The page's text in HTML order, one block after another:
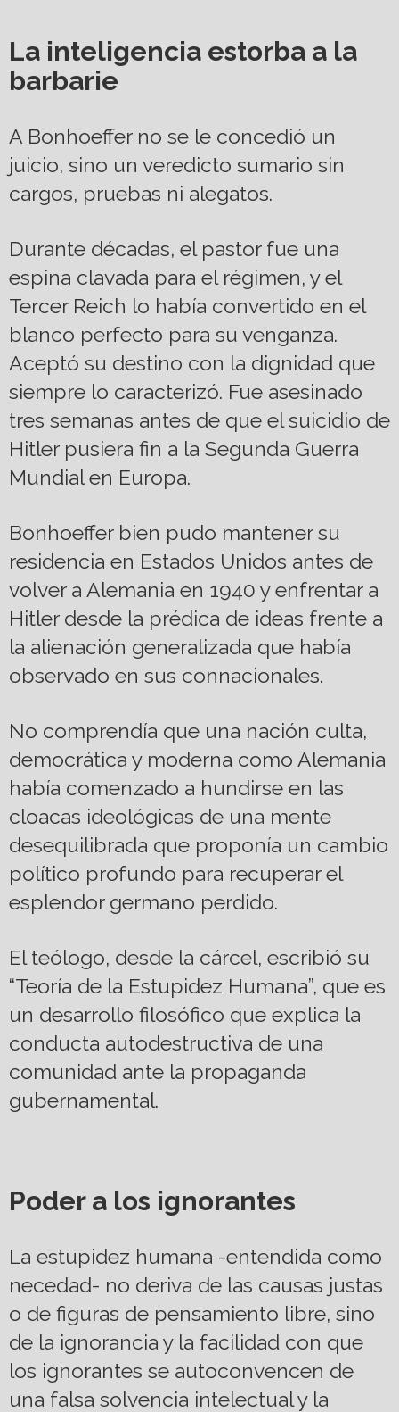
La inteligencia estorba a la
barbarie
A Bonhoeffer no se le concedió un
juicio, sino un veredicto sumario sin
cargos, pruebas ni alegatos.
Durante décadas, el pastor fue una
espina clavada para el régimen, y el
Tercer Reich lo había convertido en el
blanco perfecto para su venganza.
Aceptó su destino con la dignidad que
siempre lo caracterizó. Fue asesinado
tres semanas antes de que el suicidio de
Hitler pusiera fin a la Segunda Guerra
Mundial en Europa.
Bonhoeffer bien pudo mantener su
residencia en Estados Unidos antes de
volver a Alemania en 1940 y enfrentar a
Hitler desde la prédica de ideas frente a
la alienación generalizada que había
observado en sus connacionales.
No comprendía que una nación culta,
democrática y moderna como Alemania
había comenzado a hundirse en las
cloacas ideológicas de una mente
desequilibrada que proponía un cambio
político profundo para recuperar el
esplendor germano perdido.
El teólogo, desde la cárcel, escribió su
“Teoría de la Estupidez Humana”, que es
un desarrollo filosófico que explica la
conducta autodestructiva de una
comunidad ante la propaganda
gubernamental.
Poder a los ignorantes
La estupidez humana -entendida como
necedad- no deriva de las causas justas
o de figuras de pensamiento libre, sino
de la ignorancia y la facilidad con que
los ignorantes se autoconvencen de
una falsa solvencia intelectual y la